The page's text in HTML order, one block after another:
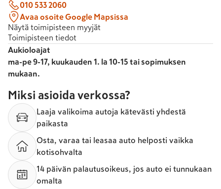
010 533 2060
Avaa osoite Google Mapsissa
Näytä toimipisteen myyjät
Toimipisteen tiedot
Aukioloajat
ma-pe 9-17, kuukauden 1. la 10-15 tai sopimuksen
mukaan.
Miksi asioida verkossa?
Laaja valikoima autoja kätevästi yhdestä
paikasta
Osta, varaa tai leasaa auto helposti vaikka
kotisohvalta
14 päivän palautusoikeus, jos auto ei tunnukaan
omalta